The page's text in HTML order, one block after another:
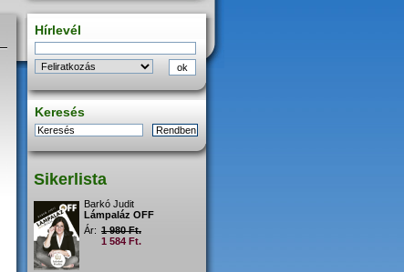
Hírlevél
Keresés
Sikerlista
Barkó Judit
Lámpaláz OFF
Ár: 1 980 Ft.
1 584 Ft.